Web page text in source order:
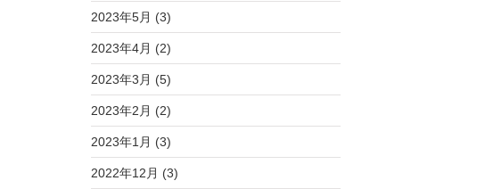
2023年5月 (3)
2023年4月 (2)
2023年3月 (5)
2023年2月 (2)
2023年1月 (3)
2022年12月 (3)